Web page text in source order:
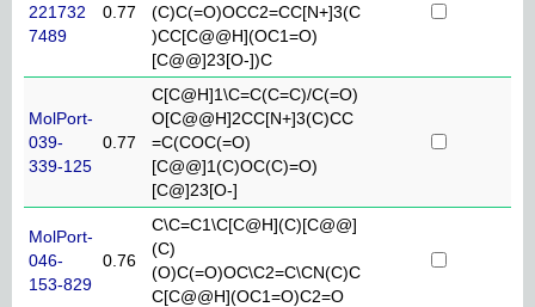
221732
7489
0.77
(C)C(=O)OCC2=CC[N+]3(C
)CC[C@@H](OC1=O)
[C@@]23[O-])C
MolPort-
039-
339-125
0.77
C[C@H]1\C=C(C=C)/C(=O)
O[C@@H]2CC[N+]3(C)CC
=C(COC(=O)
[C@@]1(C)OC(C)=O)
[C@]23[O-]
MolPort-
046-
153-829
0.76
C\C=C1\C[C@H](C)[C@@]
(C)
(O)C(=O)OC\C2=C\CN(C)C
C[C@@H](OC1=O)C2=O